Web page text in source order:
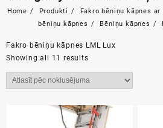
Home Produkti Fakro bēniņu kāpnes
bēniņu kāpnes
Bēniņu kāpnes
Fakro bēniņu kāpnes LML Lux
Showing all 11 results